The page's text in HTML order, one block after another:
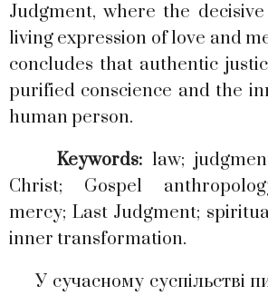
Judgment, where the
living expression of love and
concludes that authentic
purified conscience and the
human person.
Keywords: law;
Christ; Gospel
mercy; Last Judgment;
inner transformation.
У сучасному суспільстві